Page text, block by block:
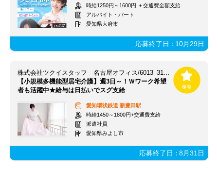
時給1250円～1600円 ＋交通費全額支給
アルバイト・パート
愛知県大府市
応募終了日：10月29日
株式会社ツクイスタッフ 名古屋オフィス/6013_315804
【小規模多機能型居宅介護】週3日～！Ｗワーク希望
者も活躍中★給与は日払いでスグ支給
愛知環状鉄道 新豊田駅
時給1450～1800円+交通費支給
派遣社員
愛知県みよし市
応募終了日：8月31日